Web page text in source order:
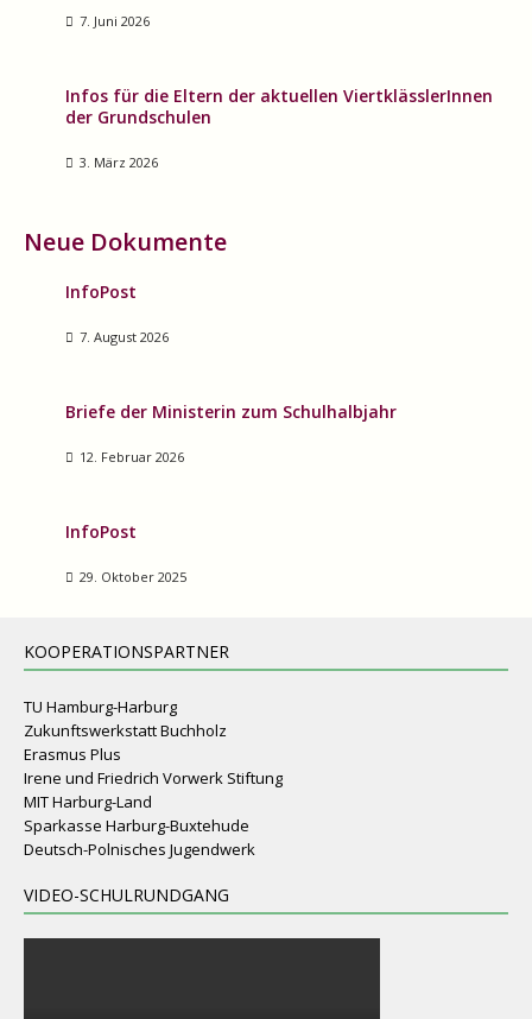
7. Juni 2026
Infos für die Eltern der aktuellen ViertklässlerInnen
der Grundschulen
3. März 2026
Neue Dokumente
InfoPost
7. August 2026
Briefe der Ministerin zum Schulhalbjahr
12. Februar 2026
InfoPost
29. Oktober 2025
KOOPERATIONSPARTNER
TU Hamburg-Harburg
Zukunftswerkstatt Buchholz
Erasmus Plus
Irene und Friedrich Vorwerk Stiftung
MIT Harburg-Land
Sparkasse Harburg-Buxtehude
Deutsch-Polnisches Jugendwerk
VIDEO-SCHULRUNDGANG